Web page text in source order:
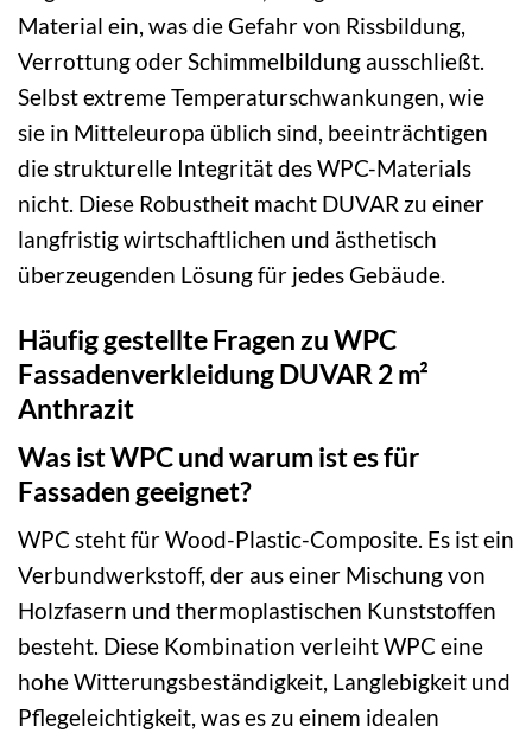
Material ein, was die Gefahr von Rissbildung,
Verrottung oder Schimmelbildung ausschließt.
Selbst extreme Temperaturschwankungen, wie
sie in Mitteleuropa üblich sind, beeinträchtigen
die strukturelle Integrität des WPC-Materials
nicht. Diese Robustheit macht DUVAR zu einer
langfristig wirtschaftlichen und ästhetisch
überzeugenden Lösung für jedes Gebäude.
Häufig gestellte Fragen zu WPC
Fassadenverkleidung DUVAR 2 m²
Anthrazit
Was ist WPC und warum ist es für
Fassaden geeignet?
WPC steht für Wood-Plastic-Composite. Es ist ein
Verbundwerkstoff, der aus einer Mischung von
Holzfasern und thermoplastischen Kunststoffen
besteht. Diese Kombination verleiht WPC eine
hohe Witterungsbeständigkeit, Langlebigkeit und
Pflegeleichtigkeit, was es zu einem idealen